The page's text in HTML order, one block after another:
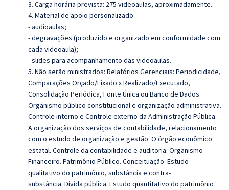
3. Carga horária prevista: 275 videoaulas, aproximadamente.
4. Material de apoio personalizado:
- audioaulas;
- degravações (produzido e organizado em conformidade com
cada videoaula);
- slides para acompanhamento das videoaulas.
5. Não serão ministrados: Relatórios Gerenciais: Periodicidade,
Comparações Orçado/Fixado x Realizado/Executado,
Consolidação Periódica, Fonte Única ou Banco de Dados.
Organismo público constitucional e organização administrativa.
Controle interno e Controle externo da Administração Pública.
A organização dos serviços de contabilidade, relacionamento
com o estudo de organização e gestão. O órgão econômico
estatal. Controle da contabilidade e auditoria. Organismo
Financeiro. Patrimônio Público. Conceituação. Estudo
qualitativo do patrimônio, substância e contra-
substância. Dívida pública. Estudo quantitativo do patrimônio